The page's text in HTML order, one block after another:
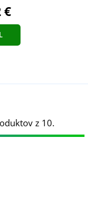
€
z 10.